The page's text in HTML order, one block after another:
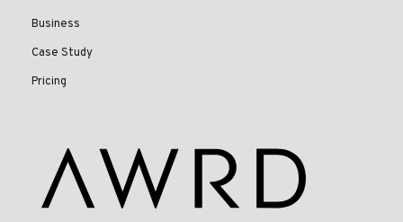
Business
Case Study
Pricing